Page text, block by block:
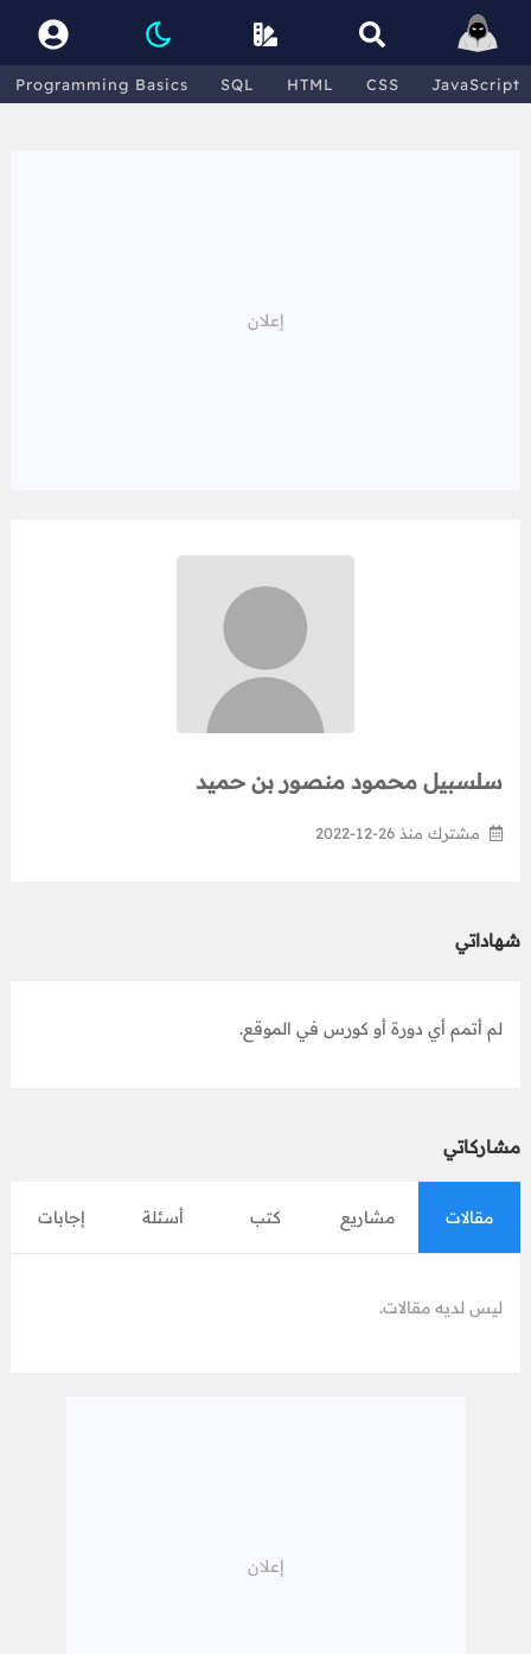
Programming Basics SQL HTML CSS JavaScript
سلسبيل محمود منصور بن حميد
مشترك منذ 26-12-2022
شهاداتي
لم أتمم أي دورة أو كورس في الموقع.
مشاركاتي
مقالات مشاريع كتب أسئلة إجابات
ليس لديه مقالات.